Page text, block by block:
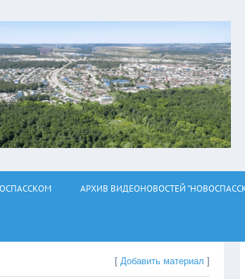
АРХИВ ВИДЕОНОВОСТЕЙ
[Добавить материал ]